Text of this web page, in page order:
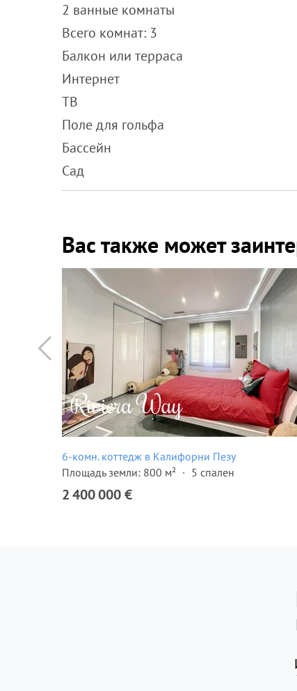
2 ванные комнаты
Всего комнат: 3
Балкон или терраса
Интернет
ТВ
Поле для гольфа
Бассейн
Сад
Вас также может
6-комн. коттедж в Калифорни Пезу
Площадь земли: 800 м²
5 спален
2 400 000 €